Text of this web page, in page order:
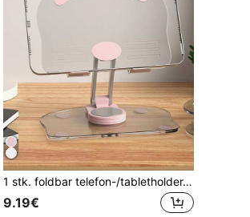
1 stk. foldbar telefon-/tabletholder, velegnet til smartphones og tablets op til 12 tommer, jule-/nytårsgave 2026
9.19€